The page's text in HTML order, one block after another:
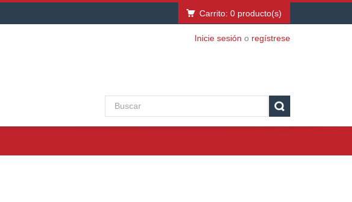
Carrito: 0 producto(s)
Inicie sesión o regístrese